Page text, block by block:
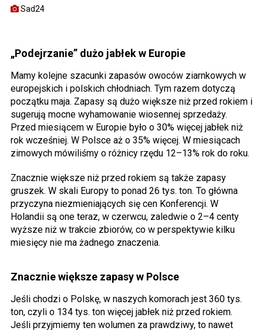
Sad24
„Podejrzanie” dużo jabłek w Europie
Mamy kolejne szacunki zapasów owoców ziarnkowych w
europejskich i polskich chłodniach. Tym razem dotyczą
początku maja. Zapasy są dużo większe niż przed rokiem i
sugerują mocne wyhamowanie wiosennej sprzedaży.
Przed miesiącem w Europie było o 30% więcej jabłek niż
rok wcześniej. W Polsce aż o 35% więcej. W miesiącach
zimowych mówiliśmy o różnicy rzędu 12–13% rok do roku.
Znacznie większe niż przed rokiem są także zapasy
gruszek. W skali Europy to ponad 26 tys. ton. To główna
przyczyna niezmieniających się cen Konferencji. W
Holandii są one teraz, w czerwcu, zaledwie o 2–4 centy
wyższe niż w trakcie zbiorów, co w perspektywie kilku
miesięcy nie ma żadnego znaczenia.
Znacznie większe zapasy w Polsce
Jeśli chodzi o Polskę, w naszych komorach jest 360 tys.
ton, czyli o 134 tys. ton więcej jabłek niż przed rokiem.
Jeśli przyjmiemy ten wolumen za prawdziwy, to nawet